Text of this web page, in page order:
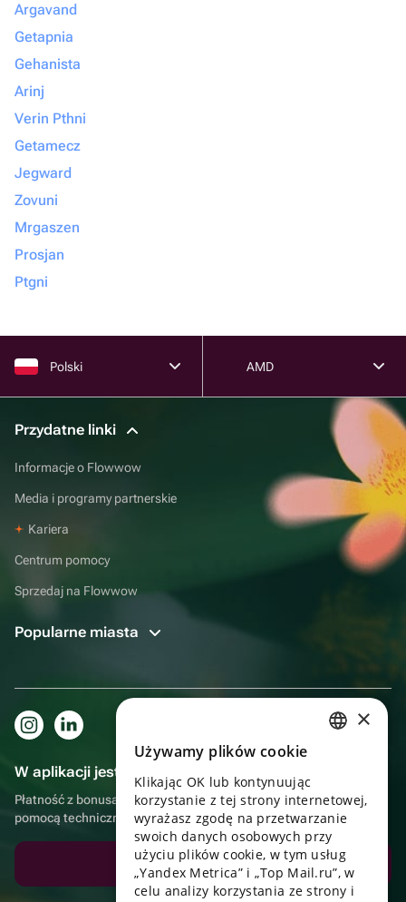
Argavand
Getapnia
Gehanista
Arinj
Verin Pthni
Getamecz
Jegward
Zovuni
Mrgaszen
Prosjan
Ptgni
Polski AMD
Przydatne linki
Informacje o Flowwow
Media i programy partnerskie
Kariera
Centrum pomocy
Sprzedaj na Flowwow
Popularne miasta
W aplikacji jest to jeszcze wygodniejsze!
Płatność z bonusami, samodzielna dostawa, wygodny czat z
pomocą techniczną
Pobierz aplikację
UKRAINIAN
PORTUGUESE
SPANISH
×
Używamy plików cookie
Klikając OK lub kontynuując
korzystanie z tej strony internetowej,
wyrażasz zgodę na przetwarzanie
swoich danych osobowych przy
użyciu plików cookie, w tym usług
„Yandex Metrica” i „Top Mail.ru”, w
celu analizy korzystania ze strony i